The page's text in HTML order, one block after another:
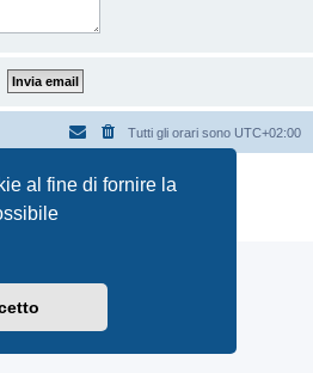
al fine di fornire la
Tutti gli orari sono UTC+02:00
Forum Software © phpBB Limited
|Condizioni